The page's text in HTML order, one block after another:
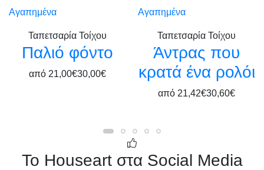
Αγαπημένα
Ταπετσαρία Τοίχου
Παλιό φόντο
από 21,00€30,00€
Αγαπημένα
Ταπετσαρία Τοίχου
Άντρας που
κρατά ένα ρολόι
από 21,42€30,60€
Το Houseart στα Social Media